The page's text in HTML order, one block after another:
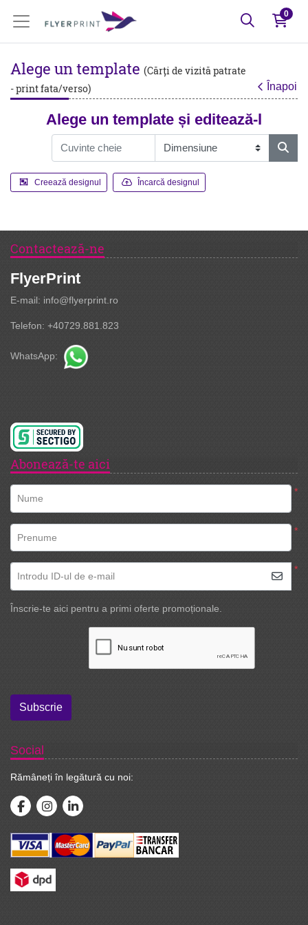
0
Alege un template (Cărți de vizită patrate
- print fata/verso)
Înapoi
Alege un template și editează-l
Creează designul Încarcă designul
Contactează-ne
FlyerPrint
E-mail: info@flyerprint.ro
Telefon: +40729.881.823
WhatsApp:
Abonează-te aici
*
Nume
*
Prenume
*
Introdu ID-ul de e-mail
Înscrie-te aici pentru a primi oferte promoționale.
Subscrie
Social
Rămâneți în legătură cu noi: